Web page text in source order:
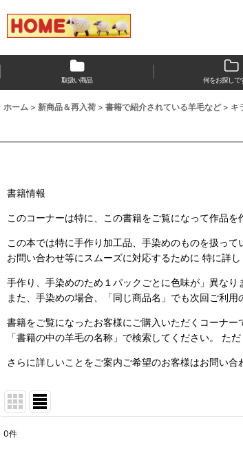
取扱い商品 何をお探しで
ホーム > 新商品＆再入荷 > 書籍で紹介されている羊毛など > キ
書籍情報
このコーナーは特に、この書籍をご覧になって作品
この本では特に手作り加工品、手染めのものを扱っ
お問い合わせ等にスムーズに対応するために 特に詳し
手作り、手染めのため１パックごとに色味が」異なり
また、手染めの場合、「同じ商品名」でも次回ご利
書籍をご覧になったお客様にご購入いただくコーナ
「書籍の中の羊毛の名称」で検索してください。 た
さらに詳しいことをご案内ご希望のお客様はお問い合
0件